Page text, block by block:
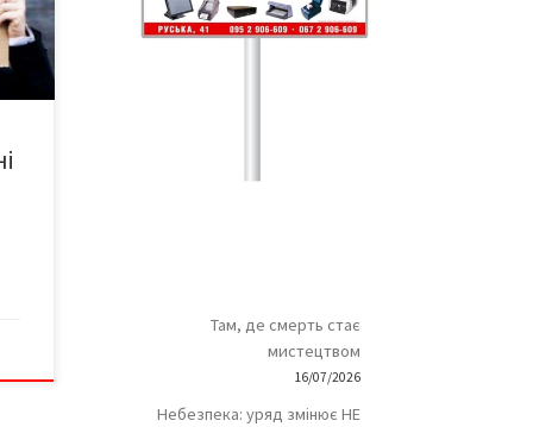
Там, де смерть стає
мистецтвом
16/07/2026
Небезпека: уряд змінює НЕ